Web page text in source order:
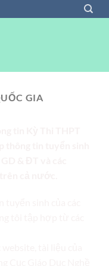
GIA